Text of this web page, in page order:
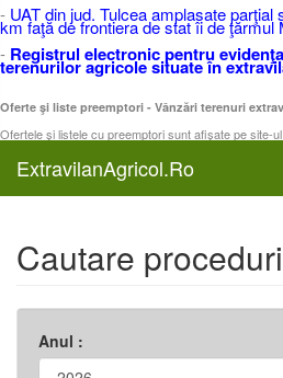
- UAT din jud. Tulcea amplasate
km faţă de frontiera de stat îi de ţărmul
- Registrul electronic pentru
terenurilor agricole situate în
Oferte şi liste preemptori - Vânzări terenuri
Ofertele şi listele cu preemptori sunt afişate pe site-